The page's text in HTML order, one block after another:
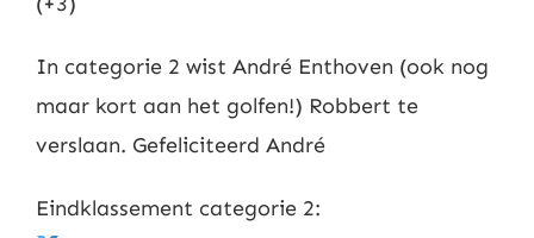
In categorie 2 wist André Enthoven (ook nog
maar kort aan het golfen!) Robbert te
verslaan. Gefeliciteerd André
Eindklassement categorie 2: